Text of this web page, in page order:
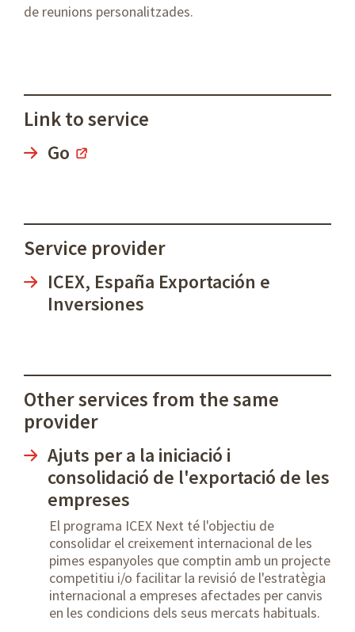
de reunions personalitzades.
Link to service
Go
Service provider
ICEX, España Exportación e
Inversiones
Other services from the same
provider
Ajuts per a la iniciació i
consolidació de l'exportació de les
empreses
El programa ICEX Next té l'objectiu de
consolidar el creixement internacional de les
pimes espanyoles que comptin amb un projecte
competitiu i/o facilitar la revisió de l'estratègia
internacional a empreses afectades per canvis
en les condicions dels seus mercats habituals.